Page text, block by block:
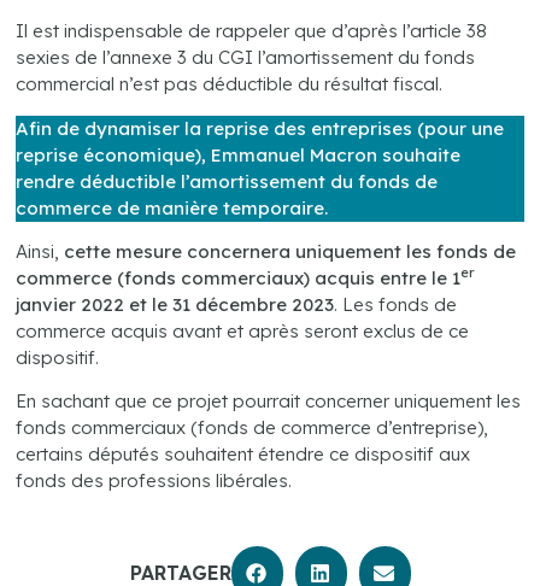
Il est indispensable de rappeler que d’après l’article 38
sexies de l’annexe 3 du CGI l’amortissement du fonds
commercial n’est pas déductible du résultat fiscal.
Afin de dynamiser la reprise des entreprises (pour une
reprise économique), Emmanuel Macron souhaite
rendre déductible l’amortissement du fonds de
commerce de manière temporaire.
Ainsi, cette mesure concernera uniquement les fonds de
commerce (fonds commerciaux) acquis entre le 1er
janvier 2022 et le 31 décembre 2023. Les fonds de
commerce acquis avant et après seront exclus de ce
dispositif.
En sachant que ce projet pourrait concerner uniquement les
fonds commerciaux (fonds de commerce d’entreprise),
certains députés souhaitent étendre ce dispositif aux
fonds des professions libérales.
PARTAGER